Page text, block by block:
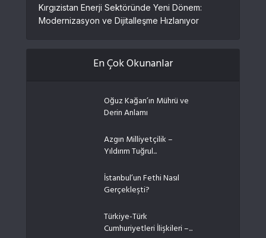
Kırgızistan Enerji Sektöründe Yeni Dönem:
Modernizasyon ve Dijitalleşme Hızlanıyor
En Çok Okunanlar
Oğuz Kağan’ın Mührü ve
Derin Anlamı
Azgın Milliyetçilik –
Yıldırım Tuğrul...
İstanbul’un Fethi Nasıl
Gerçekleşti?
Türkiye-Türk
Cumhuriyetleri İlişkileri –...